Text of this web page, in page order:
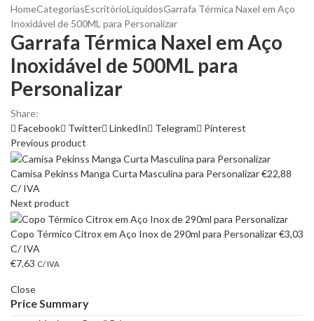
HomeCategoriasEscritórioLíquidosGarrafa Térmica Naxel em Aço
Inoxidável de 500ML para Personalizar
Garrafa Térmica Naxel em Aço
Inoxidável de 500ML para
Personalizar
Share:
Facebook
Twitter LinkedIn Telegram
Pinterest
Previous product
Camisa Pekinss Manga Curta Masculina para Personalizar€22,88
C/ IVA
Next product
Copo Térmico Citrox em Aço Inox de 290ml para Personalizar€3,03
C/ IVA
€7,63 C/ IVA
Close
Price Summary